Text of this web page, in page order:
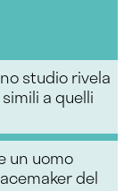
studio rivela
a quelli
un uomo
del